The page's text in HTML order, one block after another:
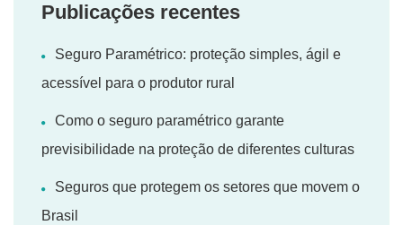
Publicações recentes
Seguro Paramétrico: proteção simples, ágil e
acessível para o produtor rural
Como o seguro paramétrico garante
previsibilidade na proteção de diferentes culturas
Seguros que protegem os setores que movem o
Brasil